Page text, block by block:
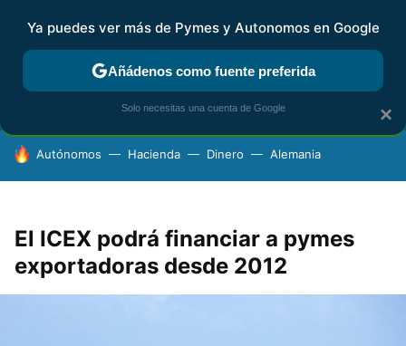
FISCALIDAD Y CONTABILIDAD KIT DIGITAL RENTA
HOY SE HABLA DE
Autónomos Hacienda Dinero Alemania
El ICEX podrá financiar a pymes
exportadoras desde 2012
×
Ya puedes ver más de Pymes y Autonomos en Google
Añádenos como fuente preferida
Solo necesitas una cuenta de Google